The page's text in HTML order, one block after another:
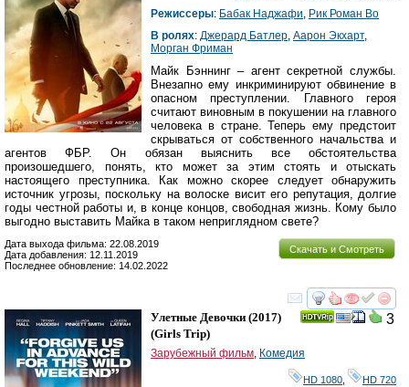
Режиссеры: Бабак Наджафи, Рик Роман Во
В ролях: Джерард Батлер, Аарон Экхарт,
Морган Фриман
Майк Бэннинг – агент секретной службы.
Внезапно ему инкриминируют обвинение в
опасном преступлении. Главного героя
считают виновным в покушении на главного
человека в стране. Теперь ему предстоит
скрываться от собственного начальства и
агентов ФБР. Он обязан выяснить все обстоятельства
произошедшего, понять, кто может за этим стоять и отыскать
настоящего преступника. Как можно скорее следует обнаружить
источник угрозы, поскольку на волоске висит его репутация, долгие
годы честной работы и, в конце концов, свободная жизнь. Кому было
выгодно выставить Майка в таком неприглядном свете?
Скачать и Смотреть
Дата выхода фильма: 22.08.2019
Дата добавления: 12.11.2019
Последнее обновление: 14.02.2022
смотреть
3
Улетные Девочки (2017)
(Girls Trip)
Зарубежный фильм, Комедия
HD 1080 HD 720